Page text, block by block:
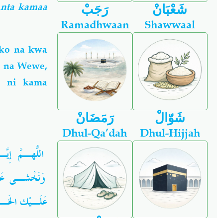
kamaa
na kwa
Wewe,
ni kama
اللّهُـمَّ
وَنَخْشـى
عَلَـيْك
رَجَبْ شَعْبَانْ
Ramadhwaan
رَمَضَانْ
Shawwaal
شَوّالْ
Dhul-Qa’dah Dhul-Hijjah